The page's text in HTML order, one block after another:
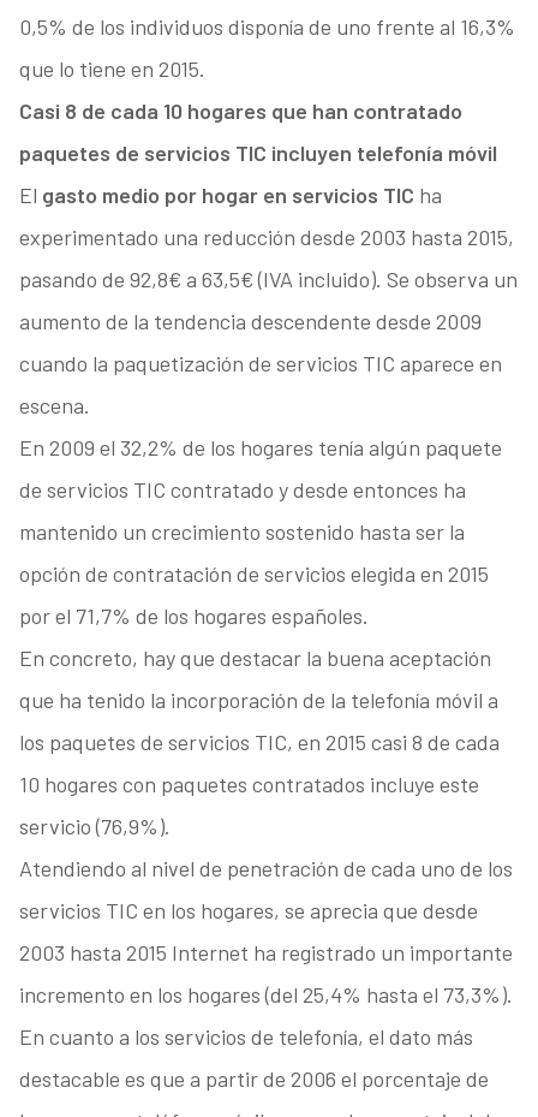
0,5% de los individuos disponía de uno frente al 16,3%
que lo tiene en 2015.
Casi 8 de cada 10 hogares que han contratado
paquetes de servicios TIC incluyen telefonía móvil
El gasto medio por hogar en servicios TIC ha
experimentado una reducción desde 2003 hasta 2015,
pasando de 92,8€ a 63,5€ (IVA incluido). Se observa un
aumento de la tendencia descendente desde 2009
cuando la paquetización de servicios TIC aparece en
escena.
En 2009 el 32,2% de los hogares tenía algún paquete
de servicios TIC contratado y desde entonces ha
mantenido un crecimiento sostenido hasta ser la
opción de contratación de servicios elegida en 2015
por el 71,7% de los hogares españoles.
En concreto, hay que destacar la buena aceptación
que ha tenido la incorporación de la telefonía móvil a
los paquetes de servicios TIC, en 2015 casi 8 de cada
10 hogares con paquetes contratados incluye este
servicio (76,9%).
Atendiendo al nivel de penetración de cada uno de los
servicios TIC en los hogares, se aprecia que desde
2003 hasta 2015 Internet ha registrado un importante
incremento en los hogares (del 25,4% hasta el 73,3%).
En cuanto a los servicios de telefonía, el dato más
destacable es que a partir de 2006 el porcentaje de